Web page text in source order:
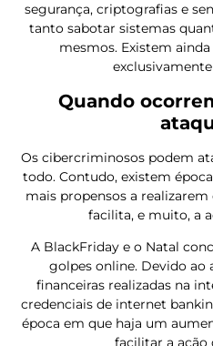
segurança, criptografias e
tanto sabotar sistemas
mesmos. Existem
Quando
Os cibercriminosos podem
todo. Contudo, existem
mais propensos a
facilita, e muito, a
A BlackFriday e o Natal
golpes online. Devido ao
financeiras realizadas na
credenciais de internet
época em que haja um
facilitar a ação